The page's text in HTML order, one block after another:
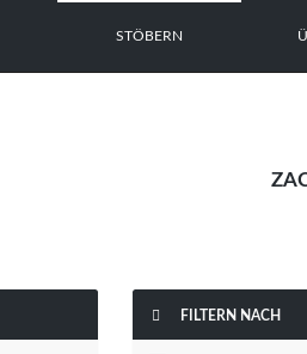
STÖBERN
 FILTERN NACH